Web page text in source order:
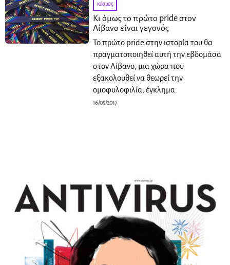
κόσμος
Κι όμως το πρώτο pride στον
Λίβανο είναι γεγονός
Το πρώτο pride στην ιστορία του θα
πραγματοποιηθεί αυτή την εβδομάσα
στον Λίβανο, μια χώρα που
εξακολουθεί να θεωρεί την
ομοφυλοφιλία, έγκλημα.
16/05/2017